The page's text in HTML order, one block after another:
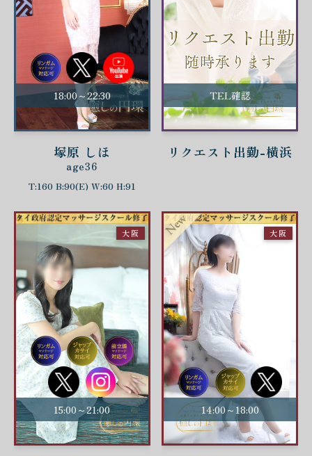
18:00～22:30
塚原 しほ
age36
T:160 B:90(E) W:60 H:91
TEL確認
リクエスト出勤-横浜
15:00～21:00
大阪
14:00～18:00
大阪